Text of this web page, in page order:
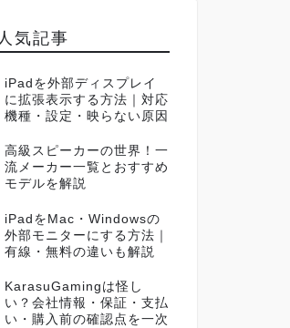
気記事
iPadを外部ディスプレイ
に拡張表示する方法｜対応
機種・設定・映らない原因
高級スピーカーの世界！一
流メーカー一覧とおすすめ
モデルを解説
iPadをMac・Windowsの
外部モニターにする方法｜
有線・無料の違いも解説
KarasuGamingは怪し
い？会社情報・保証・支払
い・購入前の確認点を一次